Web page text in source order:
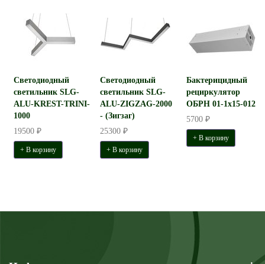
Светодиодный
светильник SLG-
ALU-KREST-TRINI-
1000
19500 ₽
+ В корзину
Светодиодный
светильник SLG-
ALU-ZIGZAG-2000
- (Зигзаг)
25300 ₽
+ В корзину
Бактерицидный
рециркулятор
ОБРН 01-1x15-012
5700 ₽
+ В корзину